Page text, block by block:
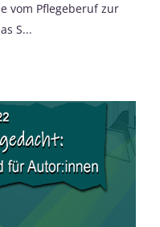
vom Pflegeberuf zur
S...